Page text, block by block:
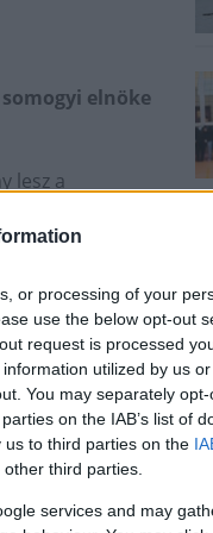
or processing of your
use the below opt-out
request is processed
utilized by us
You may separately
on the IAB’s list of
to third parties on the
third parties.
services and may
elnöke
lesz a
borvidék
szóló
az
a
között ez is